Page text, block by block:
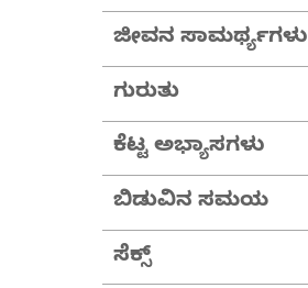
ಜೀವನ ಸಾಮರ್ಥ್ಯಗಳು
ಗುರುತು
ಕೆಟ್ಟ ಅಭ್ಯಾಸಗಳು
ಬಿಡುವಿನ ಸಮಯ
ಸೆಕ್ಸ್